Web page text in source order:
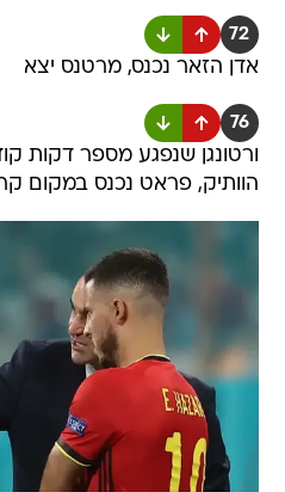
72
אדן הזאר נכנס, מרטנס יצא
76
ורטונגן שנפגע מספר דקות
הוותיק, פראט נכנס במקום